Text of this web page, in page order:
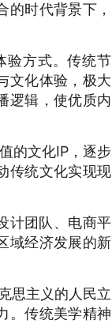
的时代背景下，
验方式。传统节
文化体验，极大
逻辑，使优质内
的文化IP，逐步
传统文化实现现
计团队、电商平
域经济发展的新
思主义的人民立
。传统美学精神